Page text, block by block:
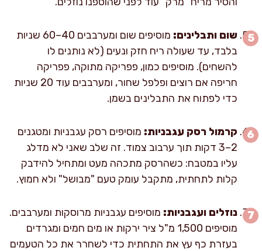
שום ותבלינים:
מוסיפים שום ומערבבים 40–60 שניות
בלבד, עד שעולה ריח חזק ונעים (לא נותנים לו
להשחים). מוסיפים כמון, פפריקה מתוקה, פפריקה
חריפה אם רוצים ופלפל שחור, ומערבבים עוד 20 שניות
כדי לפתוח את התבלינים בשמן.
קרמול רסק עגבניות: מוסיפים רסק עגבניות ומטגנים
2–3 דקות תוך ערבוב צמוד. זה שלב שאני לא מדלג
עליו במטבח: כשהרסק מתכהה מעט ומתחיל להידבק
קלות לתחתית, מתקבל עומק טעם "מבושל" ולא חמוץ.
נוזלים ועגבניות: מוסיפים עגבניות מרוסקות ומערבבים.
מוסיפים 1,500 מ"ל ציר ירקות או מים חמים ומגרדים
בעזרת כף עץ את התחתית כדי לשחרר את כל הטעמים